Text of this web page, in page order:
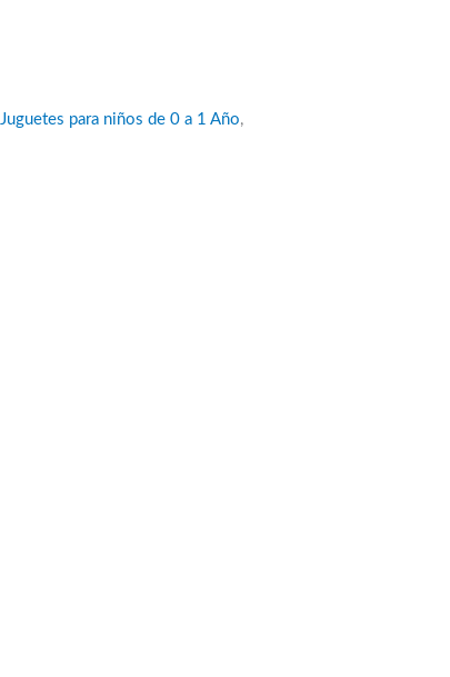
Juguetes para niños de 0 a 1 Año,